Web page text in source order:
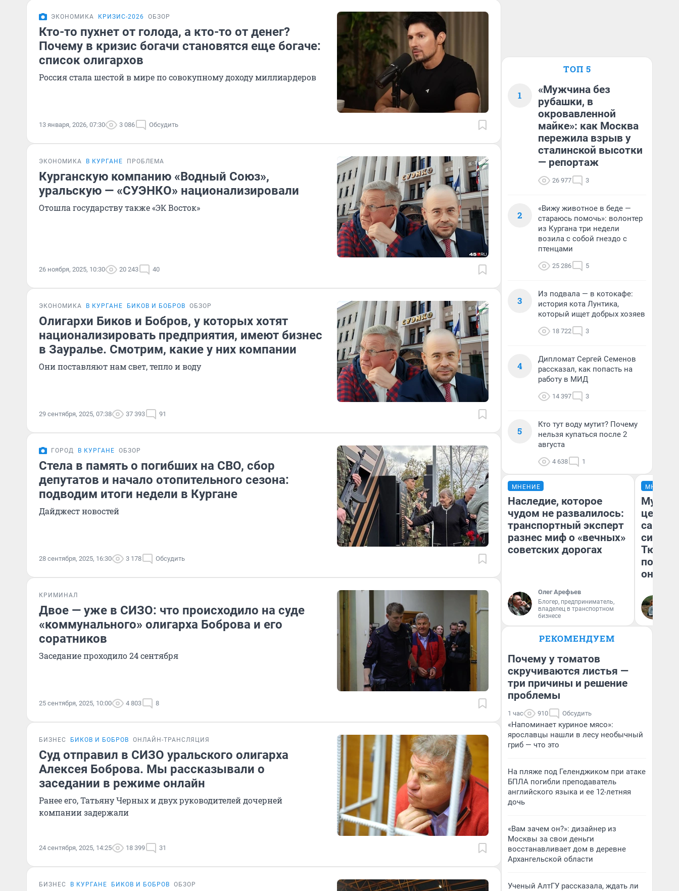
ЭКОНОМИКА КРИЗИС-2026 ОБЗОР
Кто-то пухнет от голода, а кто-то от денег?
Почему в кризис богачи становятся еще богаче:
список олигархов
Россия стала шестой в мире по совокупному доходу миллиардеров
13 января, 2026, 07:30 3 086 Обсудить
ЭКОНОМИКА В КУРГАНЕ ПРОБЛЕМА
Курганскую компанию «Водный Союз»,
уральскую — «СУЭНКО» национализировали
Отошла государству также «ЭК Восток»
26 ноября, 2025, 10:30 20 243 40
ЭКОНОМИКА В КУРГАНЕ БИКОВ И БОБРОВ ОБЗОР
Олигархи Биков и Бобров, у которых хотят
национализировать предприятия, имеют бизнес
в Зауралье. Смотрим, какие у них компании
Они поставляют нам свет, тепло и воду
29 сентября, 2025, 07:38 37 393 91
ГОРОД В КУРГАНЕ ОБЗОР
Стела в память о погибших на СВО, сбор
депутатов и начало отопительного сезона:
подводим итоги недели в Кургане
Дайджест новостей
28 сентября, 2025, 16:30 3 178 Обсудить
КРИМИНАЛ
Двое — уже в СИЗО: что происходило на суде
«коммунального» олигарха Боброва и его
соратников
Заседание проходило 24 сентября
25 сентября, 2025, 10:00 4 803 8
БИЗНЕС БИКОВ И БОБРОВ ОНЛАЙН-ТРАНСЛЯЦИЯ
Суд отправил в СИЗО уральского олигарха
Алексея Боброва. Мы рассказывали о
заседании в режиме онлайн
Ранее его, Татьяну Черных и двух руководителей дочерней
компании задержали
24 сентября, 2025, 14:25 18 399 31
БИЗНЕС В КУРГАНЕ БИКОВ И БОБРОВ ОБЗОР
ТОП 5
1
«Мужчина без
рубашки, в
окровавленной
майке»: как Москва
пережила взрыв у
сталинской высотки
— репортаж
26 977 3
2
«Вижу животное в беде —
стараюсь помочь»: волонтер
из Кургана три недели
возила с собой гнездо с
птенцами
25 286 5
3
Из подвала — в котокафе:
история кота Лунтика,
который ищет добрых хозяев
18 722 3
4
Дипломат Сергей Семенов
рассказал, как попасть на
работу в МИД
14 397 3
5
Кто тут воду мутит? Почему
нельзя купаться после 2
августа
4 638 1
МНЕНИЕ
Наследие, которое
чудом не развалилось:
транспортный эксперт
разнес миф о «вечных»
советских дорогах
Олег Арефьев
Блогер, предприниматель,
владелец в транспортном
бизнесе
МНЕНИЕ
Музей
они
РЕКОМЕНДУЕМ
Почему у томатов
скручиваются листья —
три причины и решение
проблемы
1 час 910 Обсудить
«Напоминает куриное мясо»:
ярославцы нашли в лесу необычный
гриб — что это
На пляже под Геленджиком при атаке
БПЛА погибли преподаватель
английского языка и ее 12-летняя
дочь
«Вам зачем он?»: дизайнер из
Москвы за свои деньги
восстанавливает дом в деревне
Архангельской области
Ученый АлтГУ рассказала, ждать ли